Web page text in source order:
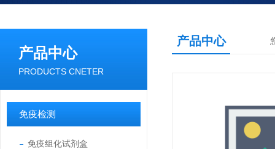
产品中心
PRODUCTS CNETER
免疫检测
免疫组化试剂盒
产品中心